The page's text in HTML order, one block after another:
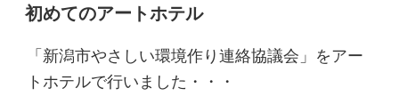
研
旅
行”
稿
日:
初めてのアートホテル
「新潟市やさしい環境作り連絡協議会」をアー
トホテルで行いました・・・